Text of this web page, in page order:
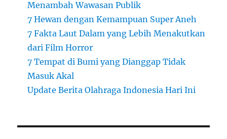
Menambah Wawasan Publik
7 Hewan dengan Kemampuan Super Aneh
7 Fakta Laut Dalam yang Lebih Menakutkan
dari Film Horror
7 Tempat di Bumi yang Dianggap Tidak
Masuk Akal
Update Berita Olahraga Indonesia Hari Ini